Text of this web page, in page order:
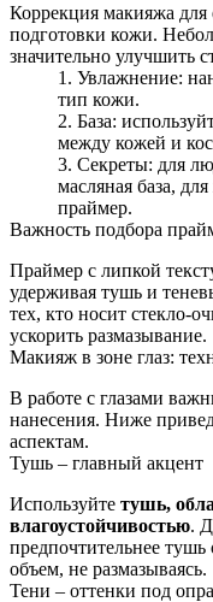
Коррекция макияжа для
подготовки кожи.
значительно улучшить
Увлажнение:
тип кожи.
База:
между кожей и
Секреты: для
масляная база,
праймер.
Важность подбора
Праймер с липкой
удерживая тушь и
тех, кто носит стекло-
ускорить размазывание.
Макияж в зоне глаз:
В работе с глазами
нанесения. Ниже
аспектам.
Тушь – главный акцент
Используйте тушь,
влагоустойчивостью.
предпочтительнее
объем, не размазываясь.
Тени – оттенки под